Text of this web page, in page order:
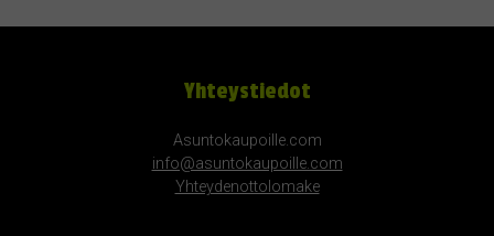
Yhteystiedot
Asuntokaupoille.com
info@asuntokaupoille.com
Yhteydenottolomake